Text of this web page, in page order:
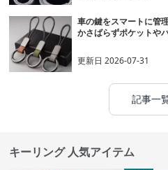
車の鍵をスマートに管
かさばらずポケットや
更新日2026-07-31
記事一
キーリング 人気アイテム